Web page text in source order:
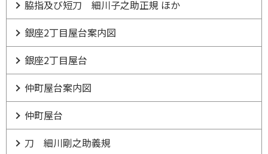
脇指及び短刀 細川子之助正規 ほか
銀座2丁目屋台案内図
銀座2丁目屋台
仲町屋台案内図
仲町屋台
刀 細川剛之助義規